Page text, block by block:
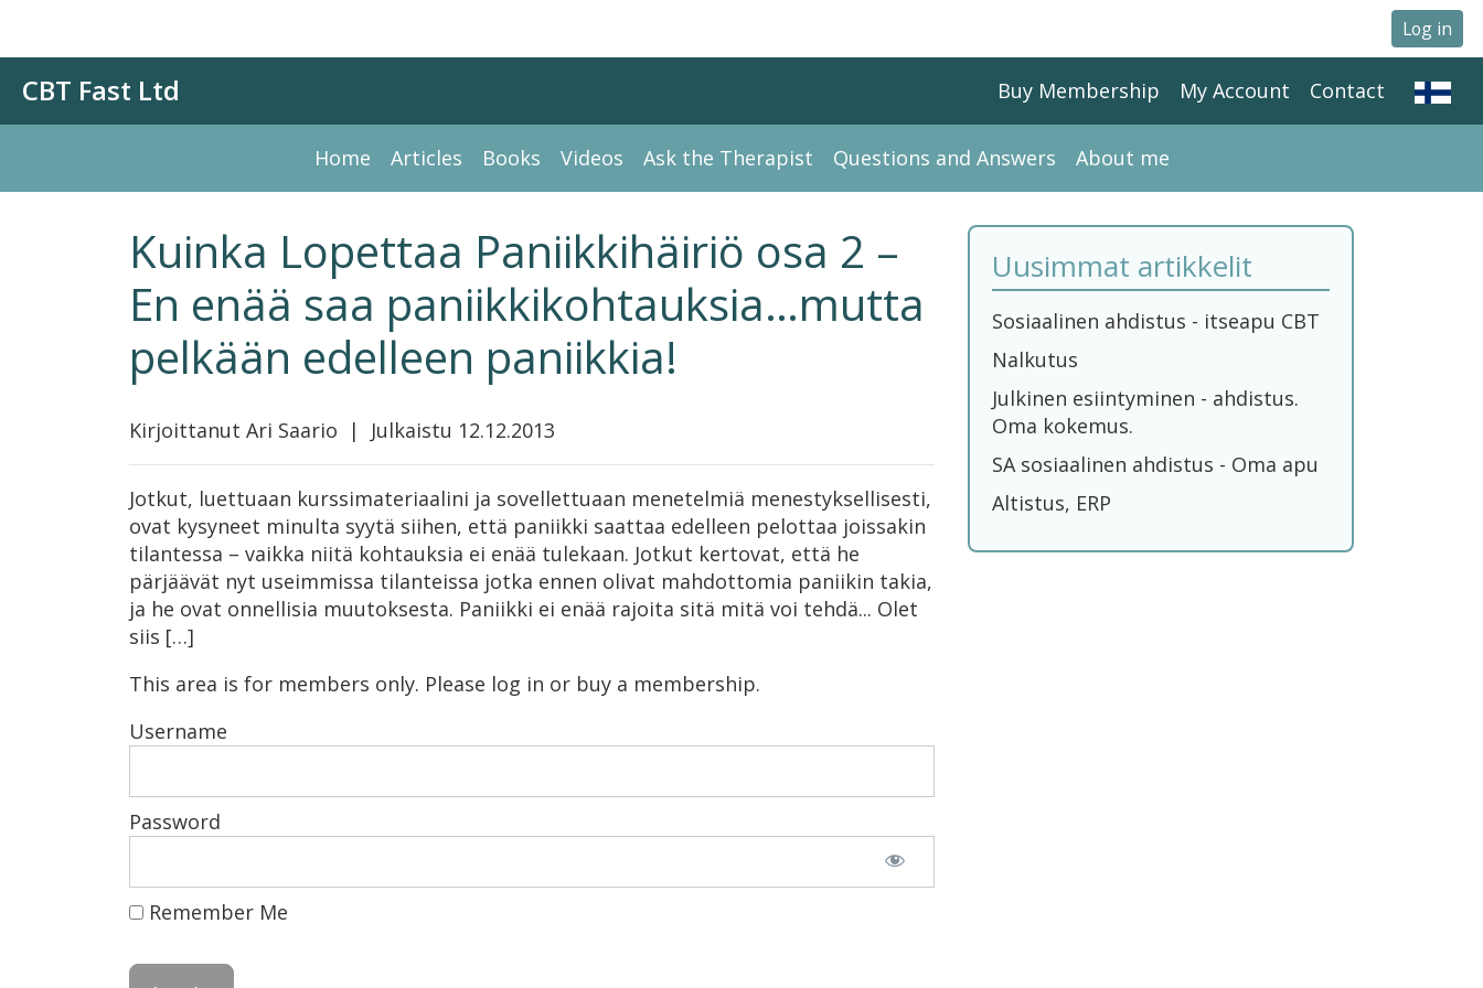
Log in
CBT Fast Ltd Buy Membership My Account Contact
Home Articles Books Videos Ask the Therapist Questions and Answers About me
Kuinka Lopettaa Paniikkihäiriö osa 2 –
En enää saa paniikkikohtauksia…mutta
pelkään edelleen paniikkia!
Kirjoittanut Ari Saario | Julkaistu 12.12.2013
Jotkut, luettuaan kurssimateriaalini ja sovellettuaan menetelmiä menestyksellisesti,
ovat kysyneet minulta syytä siihen, että paniikki saattaa edelleen pelottaa joissakin
tilantessa – vaikka niitä kohtauksia ei enää tulekaan. Jotkut kertovat, että he
pärjäävät nyt useimmissa tilanteissa jotka ennen olivat mahdottomia paniikin takia,
ja he ovat onnellisia muutoksesta. Paniikki ei enää rajoita sitä mitä voi tehdä... Olet
siis […]
This area is for members only. Please log in or buy a membership.
Username
Password
Remember Me
Uusimmat artikkelit
Sosiaalinen ahdistus - itseapu CBT
Nalkutus
Julkinen esiintyminen - ahdistus.
Oma kokemus.
SA sosiaalinen ahdistus - Oma apu
Altistus, ERP